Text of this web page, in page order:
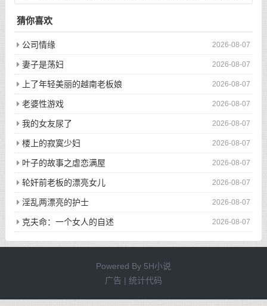
猜你喜欢
2026-08-07
公司情缘
2026-08-07
妻子是荡妇
2026-08-07
上了年轻美丽的越南老板娘
2026-08-07
老婆性游戏
2026-08-07
我的女友尿了
2026-08-07
楼上的寂寞少妇
2026-08-07
叶子的故事之虐恋满屋
2026-08-07
轮奸前老板的漂亮女儿
2026-08-07
淫乱两漂亮的护士
2026-08-07
克夫命：一个女人的自述
Powered By 5H小说
广告 | 统计代码